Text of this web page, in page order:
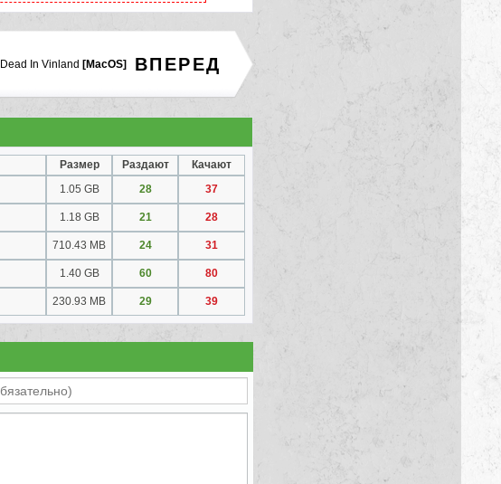
ВПЕРЕД
Dead In Vinland [MacOS]
Размер Раздают
Качают
1.05 GB 28 37
1.18 GB 21 28
710.43 MB 24 31
1.40 GB 60 80
230.93 MB 29 39